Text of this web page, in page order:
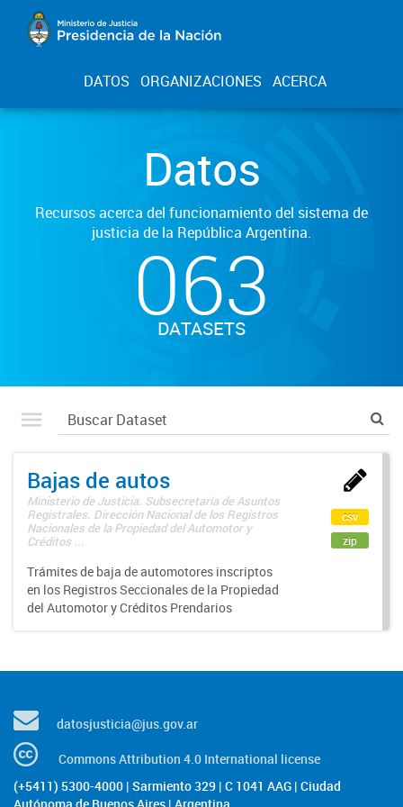
DATOS ORGANIZACIONES ACERCA
Datos
Recursos acerca del funcionamiento del sistema de
justicia de la República Argentina.
063
DATASETS
Bajas de autos
Ministerio de Justicia. Subsecretaría de Asuntos
Registrales. Dirección Nacional de los Registros
Nacionales de la Propiedad del Automotor y
Créditos ...
Trámites de baja de automotores inscriptos
en los Registros Seccionales de la Propiedad
del Automotor y Créditos Prendarios
csv
zip
datosjusticia@jus.gov.ar
Commons Attribution 4.0 International license
(+5411) 5300-4000 | Sarmiento 329 | C 1041 AAG | Ciudad